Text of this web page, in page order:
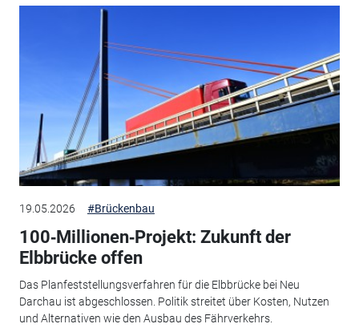
19.05.2026 #Brückenbau
100‑Millionen‑Projekt: Zukunft der
Elbbrücke offen
Das Planfeststellungsverfahren für die Elbbrücke bei Neu
Darchau ist abgeschlossen. Politik streitet über Kosten, Nutzen
und Alternativen wie den Ausbau des Fährverkehrs.